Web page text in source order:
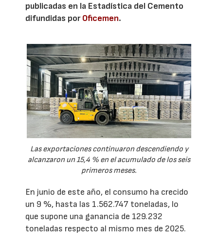
publicadas en la Estadística del Cemento
difundidas porOficemen.
Las exportaciones continuaron descendiendo y
alcanzaron un 15,4 % en el acumulado de los seis
primeros meses.
En junio de este año, el consumo ha crecido
un 9 %, hasta las 1.562.747 toneladas, lo
que supone una ganancia de 129.232
toneladas respecto al mismo mes de 2025.